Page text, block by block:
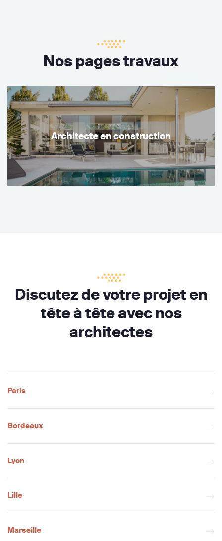
Nos pages travaux
Architecte en construction
Discutez de votre projet en
tête à tête avec nos
architectes
Paris
Bordeaux
Lyon
Lille
Marseille